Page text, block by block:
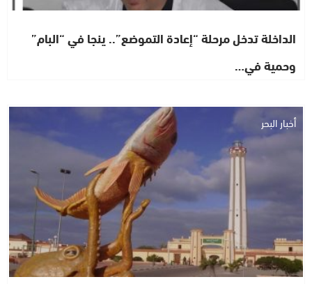
الداخلة تدخل مرحلة “إعادة التموضع”.. ينجا في “البام”
وحمية في…
أخبار البحر